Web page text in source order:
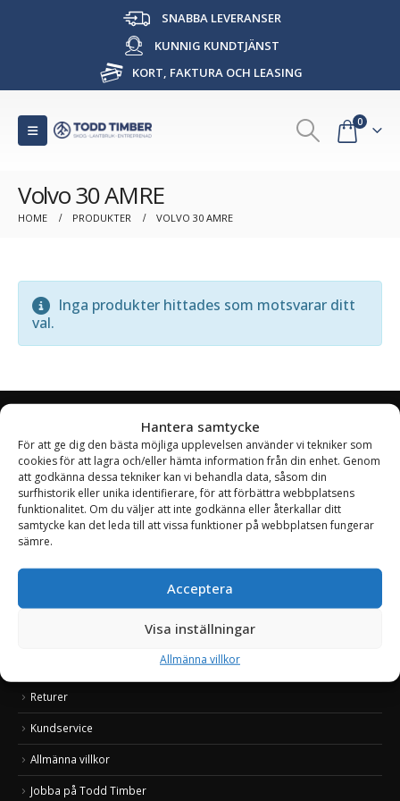
Hantera samtycke
För att ge dig den bästa möjliga upplevelsen använder vi tekniker som
cookies för att lagra och/eller hämta information från din enhet. Genom
att godkänna dessa tekniker kan vi behandla data, såsom din
surfhistorik eller unika identifierare, för att förbättra webbplatsens
funktionalitet. Om du väljer att inte godkänna eller återkallar ditt
samtycke kan det leda till att vissa funktioner på webbplatsen fungerar
sämre.
Acceptera
Visa inställningar
Allmänna villkor
SNABBA LEVERANSER
KUNNIG KUNDTJÄNST
KORT, FAKTURA OCH LEASING
0
Volvo 30 AMRE
HOME PRODUKTER VOLVO 30 AMRE
Inga produkter hittades som motsvarar ditt
val.
OM TODD TIMBER
Todd Timber är en ny svensk marknadsplats som erbjuder ett stort
sortiment av produkter inom skog, lantbruk och entreprenad. Med
snabba och säkra leveranser, duktig kundsupport, attraktiva priser
samt spännande produkter hoppas vi att du som kund ska känna dig
välkommen. Todd Timber växer snabbt och vi fyller varje vecka på med
nya produkter, så besök oss ofta.
Returer
Kundservice
Allmänna villkor
Jobba på Todd Timber